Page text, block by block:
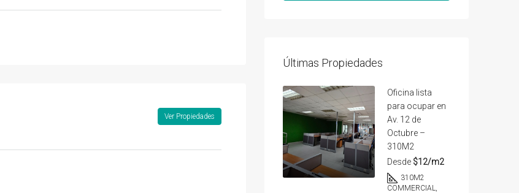
Ver Propiedades
Últimas Propiedades
Oficina lista
para ocupar en
Av. 12 de
Octubre –
310M2
Desde $12/m2
310M2
COMMERCIAL,